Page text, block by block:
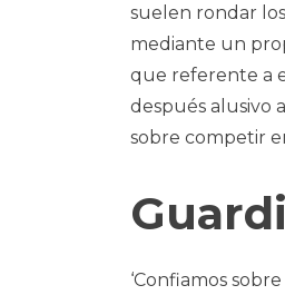
suelen rondar
mediante un
que referente a
después alusivo
sobre competir
‘Confiamos